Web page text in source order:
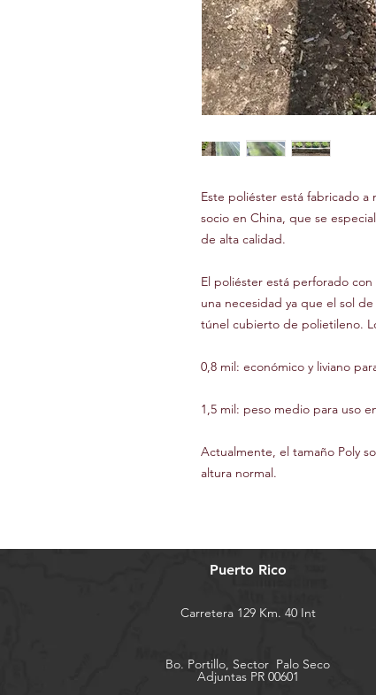
Este poliéster está fabricado
socio en China, que se
de alta calidad.
El poliéster está perforado
una necesidad ya que el sol
túnel cubierto de polietileno.
0,8 mil: económico y liviano
1,5 mil: peso medio para uso
Actualmente, el tamaño Poly
altura normal.
Puerto Rico
Carretera 129 Km. 40 Int
Bo. Portillo, Sector Palo Seco
Adjuntas PR 00601